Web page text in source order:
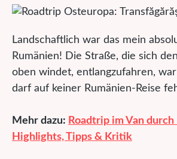
Landschaftlich war das mein
Rumänien! Die Straße, die sich
oben windet, entlangzufahren,
darf auf keiner Rumänien-Reise
Mehr dazu: Roadtrip im Van durch
Highlights, Tipps & Kritik